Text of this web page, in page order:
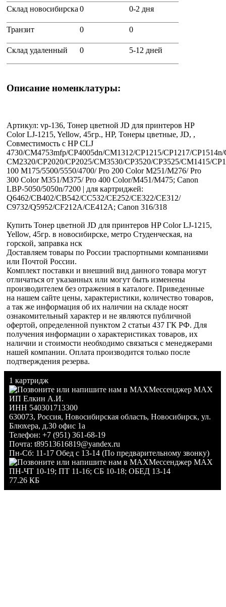
Склад новосибирска 0 0-2 дня
Транзит 0 0
Склад удаленный 0 5-12 дней
Описание номенклатуры:
Артикул: vp-136, Тонер цветной JD для принтеров HP
Color LJ-1215, Yellow, 45гр., HP, Тонеры цветные, JD, ,
Совместимость с HP CLJ
4730/CM4753mfp/CP4005dn/CM1312/CP1215/CP1217/
CM2320/CP2020/CP2025/CM3530/CP3520/CP3525/CM1415/
100 M175/5500/5550/4700/ Pro 200 Color M251/M276/ Pro
300 Color M351/M375/ Pro 400 Color/M451/M475; Canon
LBP-5050/5050n/7200 | для картриджей:
Q6462/CB402/CB542/CC532/CE252/CE322/CE312/
C9732/Q5952/CF212A/CE412A; Canon 316/318
Купить Тонер цветной JD для принтеров HP Color LJ-1215,
Yellow, 45гр. в новосибирске, метро Студенческая, на
горской, заправка нск
Доставляем товары по России траспортными компаниями
или Почтой России.
Комплект поставки и внешний вид данного товара могут
отличаться от указанных или могут быть изменены
производителем без отражения в каталоге. Приведенные
на нашем сайте цены, характеристики, количество товаров,
а так же информация об их наличии на складе носят
ознакомительный характер и не являются публичной
офертой, определенной пунктом 2 статьи 437 ГК РФ. Для
получения информации о характеристиках товаров, их
наличии и стоимости необходимо связаться с менеджерами
нашей компании. Оплата производится только после
подтверждения резерва.
1 картридж
Мессенджер MAX
ИП Елкин А.И.
ИНН 540301713300
630073, Россия, Новосибирская область, Новосибирск, ул.
Блюхера, д.30 офис 1а
Телефон: +7 (951) 361-68-19
Почта: t89513616819@yandex.ru
Пн-Сб: 11-17 Обед с 13-14 (По предварительному звонку)
Мессенджер MAX
ПН-ЧТ 10-19; ПТ 11-16; СБ 10-18; ОБЕД 13-14
77.26 КБ